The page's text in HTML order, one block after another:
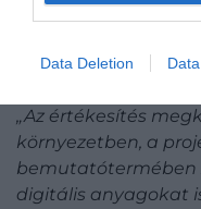
Data Deletion
„Az értékesítés
környezetben, a
bemutatótermében
digitális anyagokat